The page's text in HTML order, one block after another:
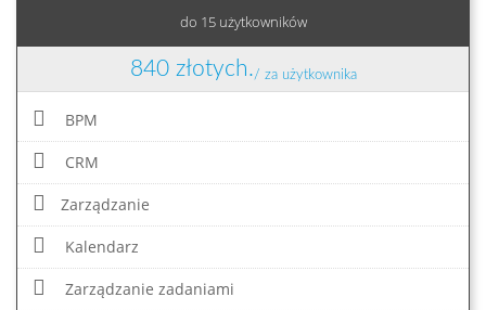
do 15 użytkowników
840 złotych./ za użytkownika
BPM
CRM
Zarządzanie
Kalendarz
Zarządzanie zadaniami